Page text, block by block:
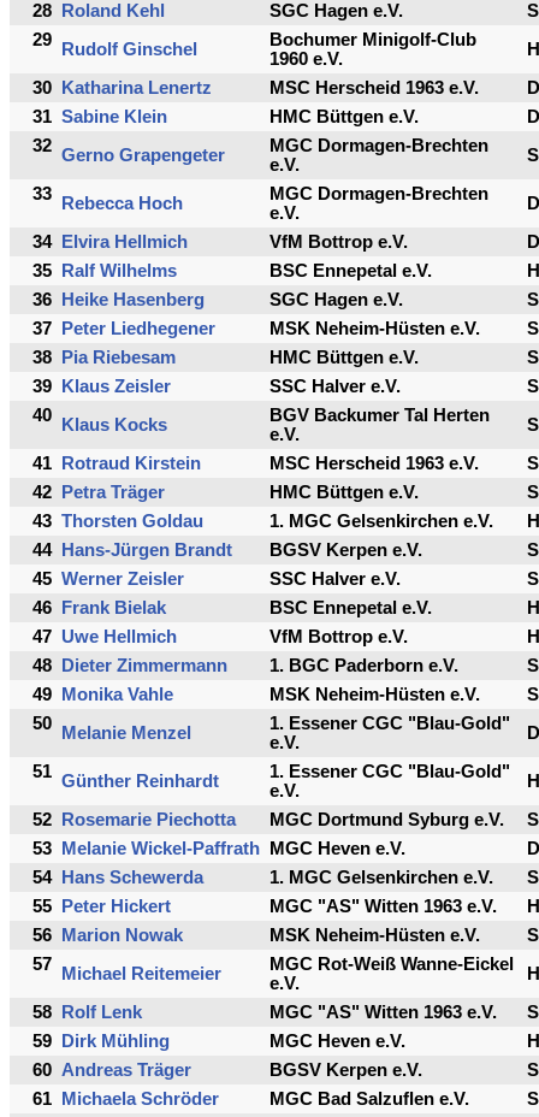
28
Roland Kehl SGC Hagen e.V.
29
Rudolf Ginschel
Bochumer Minigolf-Club
1960 e.V.
H
30
Katharina Lenertz MSC Herscheid 1963 e.V.
D
31 Sabine Klein HMC Büttgen e.V.
D
32 Gerno Grapengeter
MGC Dormagen-Brechten
e.V.
33
Rebecca Hoch
MGC Dormagen-Brechten
e.V.
D
34
Elvira Hellmich VfM Bottrop e.V.
D
35
Ralf Wilhelms BSC Ennepetal e.V.
H
36
Heike Hasenberg SGC Hagen e.V.
37
Peter Liedhegener MSK Neheim-Hüsten e.V.
38
Pia Riebesam HMC Büttgen e.V.
39
Klaus Zeisler SSC Halver e.V.
40
Klaus Kocks
BGV Backumer Tal Herten
e.V.
41
Rotraud Kirstein MSC Herscheid 1963 e.V.
42
Petra Träger HMC Büttgen e.V.
43 Thorsten Goldau 1. MGC Gelsenkirchen e.V.
H
44
Hans-Jürgen Brandt BGSV Kerpen e.V.
45 Werner Zeisler SSC Halver e.V.
46
Frank Bielak BSC Ennepetal e.V.
H
47 Uwe Hellmich VfM Bottrop e.V.
H
48
Dieter Zimmermann 1. BGC Paderborn e.V.
49
Monika Vahle MSK Neheim-Hüsten e.V.
50
Melanie Menzel
1. Essener CGC "Blau-Gold"
e.V.
D
51 Günther Reinhardt
1. Essener CGC "Blau-Gold"
e.V.
H
52
Rosemarie Piechotta MGC Dortmund Syburg e.V.
53
Melanie Wickel-Paffrath MGC Heven e.V.
D
54
Hans Schewerda 1. MGC Gelsenkirchen e.V.
55
Peter Hickert MGC "AS" Witten 1963 e.V.
H
56
Marion Nowak MSK Neheim-Hüsten e.V.
57
Michael Reitemeier
MGC Rot-Weiß Wanne-Eickel
e.V.
H
58
Rolf Lenk MGC "AS" Witten 1963 e.V.
59
Dirk Mühling MGC Heven e.V.
H
60 Andreas Träger BGSV Kerpen e.V.
61
Michaela Schröder MGC Bad Salzuflen e.V.